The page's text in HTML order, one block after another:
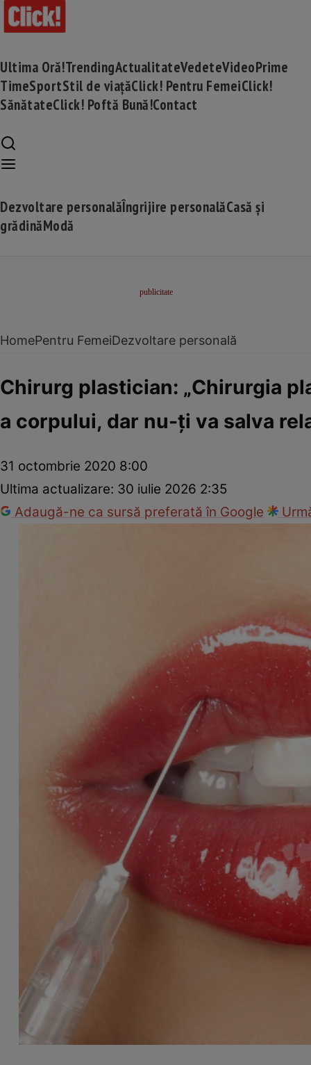
Ultima Oră!TrendingActualitateVedeteVideoPrime
TimeSportStil de viațăClick! Pentru FemeiClick!
SănătateClick! Poftă Bună!Contact
Dezvoltare personalăÎngrijire personalăCasă și
grădinăModă
HomePentru FemeiDezvoltare personală
Chirurg plastician: „Chirurgia
a corpului, dar nu-ţi va salva
31 octombrie 2020 8:00
Ultima actualizare: 30 iulie 2026 2:35
Adaugă-ne ca sursă preferată în Google